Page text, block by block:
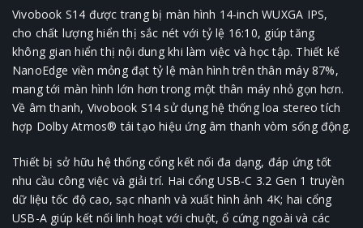
Vivobook S14 được trang bị màn hình 14-inch WUXGA IPS,
cho chất lượng hiển thị sắc nét với tỷ lệ 16:10, giúp tăng
không gian hiển thị nội dung khi làm việc và học tập. Thiết kế
NanoEdge viền mỏng đạt tỷ lệ màn hình trên thân máy 87%,
mang tới màn hình lớn hơn trong một thân máy nhỏ gọn hơn.
Về âm thanh, Vivobook S14 sử dụng hệ thống loa stereo tích
hợp Dolby Atmos® tái tạo hiệu ứng âm thanh vòm sống động.
Thiết bị sở hữu hệ thống cổng kết nối đa dạng, đáp ứng tốt
nhu cầu công việc và giải trí. Hai cổng USB-C 3.2 Gen 1 truyền
dữ liệu tốc độ cao, sạc nhanh và xuất hình ảnh 4K; hai cổng
USB-A giúp kết nối linh hoạt với chuột, ổ cứng ngoài và các